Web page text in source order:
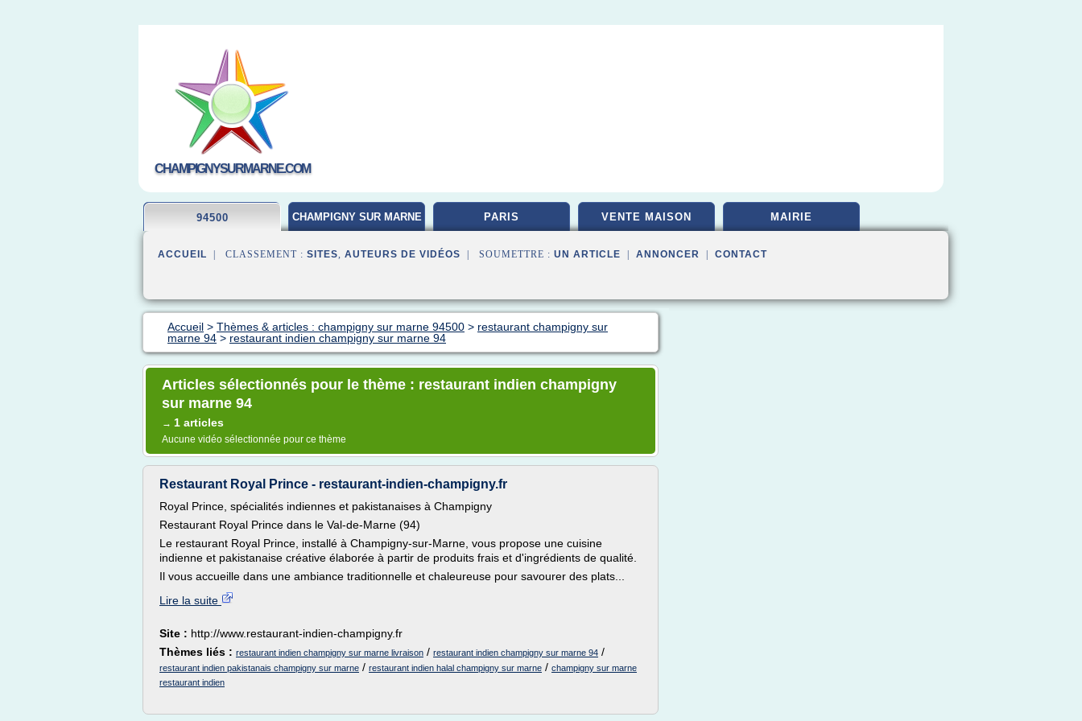
CHAMPIGNYSURMARNE.COM
94500 CHAMPIGNY SUR MARNE PARIS VENTE MAISON MAIRIE
ACCUEIL | CLASSEMENT : SITES, AUTEURS DE VIDÉOS | SOUMETTRE : UN ARTICLE ANNONCER CONTACT
Accueil > Thèmes & articles : champigny sur marne 94500 > restaurant champigny sur
marne 94 > restaurant indien champigny sur marne 94
Articles sélectionnés pour le thème : restaurant indien champigny
sur marne 94
→ 1 articles
Aucune vidéo sélectionnée pour ce thème
Restaurant Royal Prince - restaurant-indien-champigny.fr
Royal Prince, spécialités indiennes et pakistanaises à Champigny
Restaurant Royal Prince dans le Val-de-Marne (94)
Le restaurant Royal Prince, installé à Champigny-sur-Marne, vous propose une cuisine
indienne et pakistanaise créative élaborée à partir de produits frais et d'ingrédients de qualité.
Il vous accueille dans une ambiance traditionnelle et chaleureuse pour savourer des plats...
Lire la suite
Site : http://www.restaurant-indien-champigny.fr
Thèmes liés : restaurant indien champigny sur marne livraison / restaurant indien champigny sur marne 94 /
restaurant indien pakistanais champigny sur marne / restaurant indien halal champigny sur marne / champigny sur marne
restaurant indien